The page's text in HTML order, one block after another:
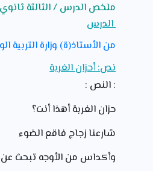
ملخص الدرس / الثالثة
الدرس
من الأستاذ(ة) وزارة التربية
نص: أحزان الغربة
: النص :
حزان الغربة أهذا أنت؟
شارعنا زجاج فاقع الضوء
وأكداس من الأوجه تبحث